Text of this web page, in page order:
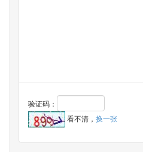
验证码：
看不清， 换一张